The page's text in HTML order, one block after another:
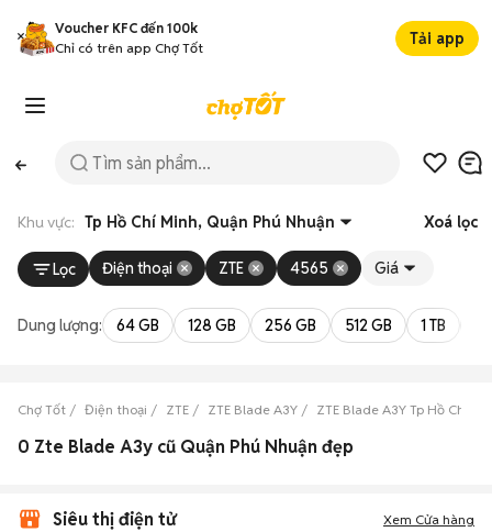
Voucher KFC đến 100k
Chỉ có trên app Chợ Tốt
Tải app
Khu vực: Tp Hồ Chí Minh, Quận Phú Nhuận Xoá lọc
Lọc Điện thoại ZTE 4565 Giá
Dung lượng: 64 GB 128 GB 256 GB 512 GB 1 TB
Chợ Tốt Điện thoại ZTE ZTE Blade A3Y ZTE Blade A3Y Tp Hồ Chí
0 Zte Blade A3y cũ Quận Phú Nhuận đẹp
Siêu thị điện tử Xem Cửa hàng